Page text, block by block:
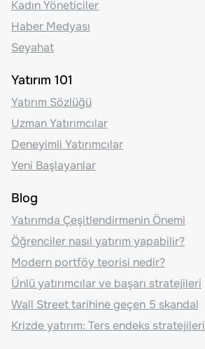
Kadın Yöneticiler
Haber Medyası
Seyahat
Yatırım 101
Yatırım Sözlüğü
Uzman Yatırımcılar
Deneyimli Yatırımcılar
Yeni Başlayanlar
Blog
Yatırımda Çeşitlendirmenin Önemi
Öğrenciler nasıl yatırım yapabilir?
Modern portföy teorisi nedir?
Ünlü yatırımcılar ve başarı stratejileri
Wall Street tarihine geçen 5 skandal
Krizde yatırım: Ters endeks stratejileri